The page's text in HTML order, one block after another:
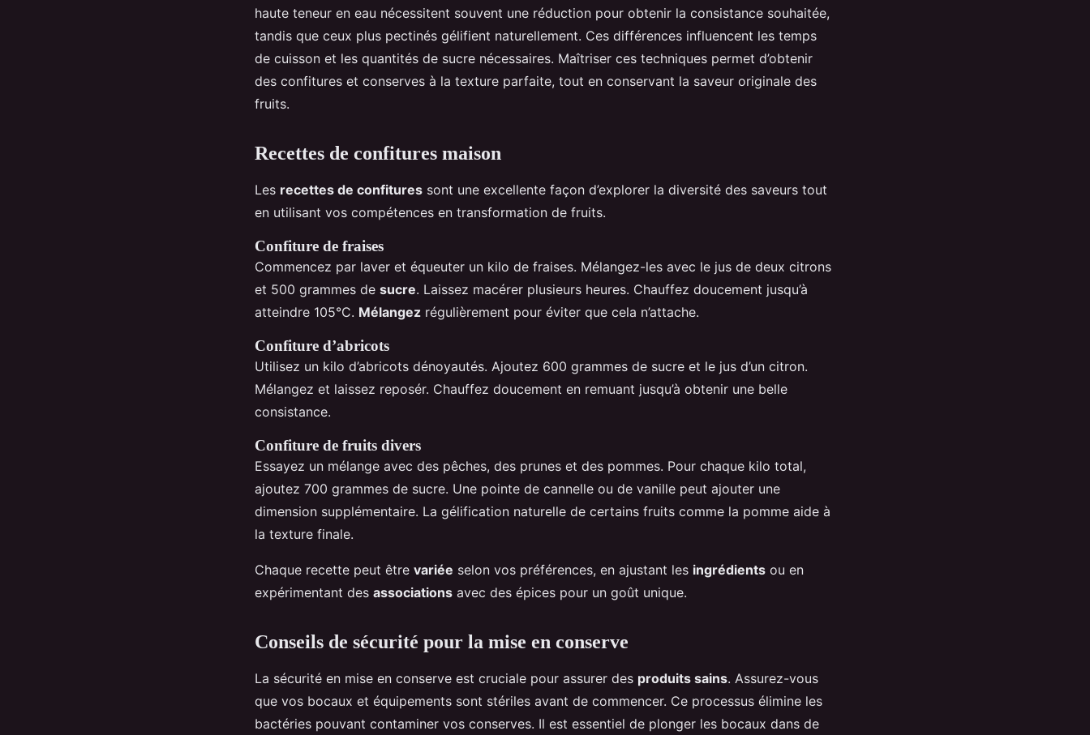
haute teneur en eau nécessitent souvent une réduction pour obtenir la consistance souhaitée,
tandis que ceux plus pectinés gélifient naturellement. Ces différences influencent les temps
de cuisson et les quantités de sucre nécessaires. Maîtriser ces techniques permet d’obtenir
des confitures et conserves à la texture parfaite, tout en conservant la saveur originale des
fruits.
Recettes de confitures maison
Les recettes de confitures sont une excellente façon d’explorer la diversité des saveurs tout
en utilisant vos compétences en transformation de fruits.
Confiture de fraises
Commencez par laver et équeuter un kilo de fraises. Mélangez-les avec le jus de deux citrons
et 500 grammes de sucre. Laissez macérer plusieurs heures. Chauffez doucement jusqu’à
atteindre 105°C. Mélangez régulièrement pour éviter que cela n’attache.
Confiture d’abricots
Utilisez un kilo d’abricots dénoyautés. Ajoutez 600 grammes de sucre et le jus d’un citron.
Mélangez et laissez reposér. Chauffez doucement en remuant jusqu’à obtenir une belle
consistance.
Confiture de fruits divers
Essayez un mélange avec des pêches, des prunes et des pommes. Pour chaque kilo total,
ajoutez 700 grammes de sucre. Une pointe de cannelle ou de vanille peut ajouter une
dimension supplémentaire. La gélification naturelle de certains fruits comme la pomme aide à
la texture finale.
Chaque recette peut être variée selon vos préférences, en ajustant les ingrédients ou en
expérimentant des associations avec des épices pour un goût unique.
Conseils de sécurité pour la mise en conserve
La sécurité en mise en conserve est cruciale pour assurer des produits sains. Assurez-vous
que vos bocaux et équipements sont stériles avant de commencer. Ce processus élimine les
bactéries pouvant contaminer vos conserves. Il est essentiel de plonger les bocaux dans de